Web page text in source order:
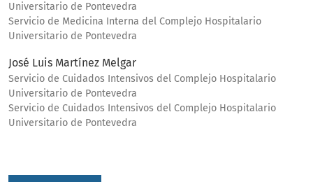
Universitario de Pontevedra
Servicio de Medicina Interna del Complejo Hospitalario
Universitario de Pontevedra
José Luis Martínez Melgar
Servicio de Cuidados Intensivos del Complejo Hospitalario
Universitario de Pontevedra
Servicio de Cuidados Intensivos del Complejo Hospitalario
Universitario de Pontevedra